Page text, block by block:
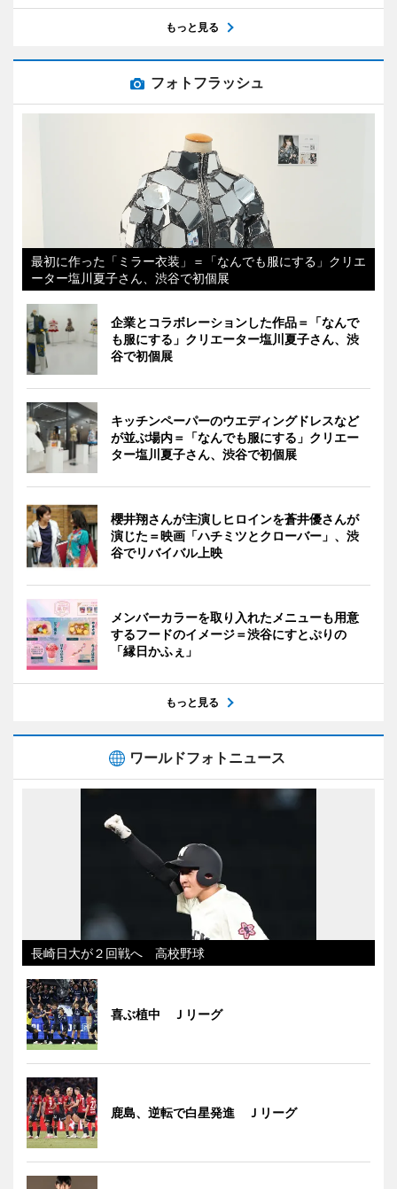
もっと見る
フォトフラッシュ
最初に作った「ミラー衣装」＝「なんでも服にする」クリエ
ーター塩川夏子さん、渋谷で初個展
企業とコラボレーションした作品＝「なんで
も服にする」クリエーター塩川夏子さん、渋
谷で初個展
キッチンペーパーのウエディングドレスなど
が並ぶ場内＝「なんでも服にする」クリエー
ター塩川夏子さん、渋谷で初個展
櫻井翔さんが主演しヒロインを蒼井優さんが
演じた＝映画「ハチミツとクローバー」、渋
谷でリバイバル上映
メンバーカラーを取り入れたメニューも用意
するフードのイメージ＝渋谷にすとぷりの
「縁日かふぇ」
もっと見る
ワールドフォトニュース
長崎日大が２回戦へ 高校野球
喜ぶ植中 Ｊリーグ
鹿島、逆転で白星発進 Ｊリーグ